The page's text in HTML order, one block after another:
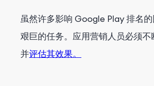
虽然许多影响 Google Play 排名
艰巨的任务。应用营销人员必须
并评估其效果。